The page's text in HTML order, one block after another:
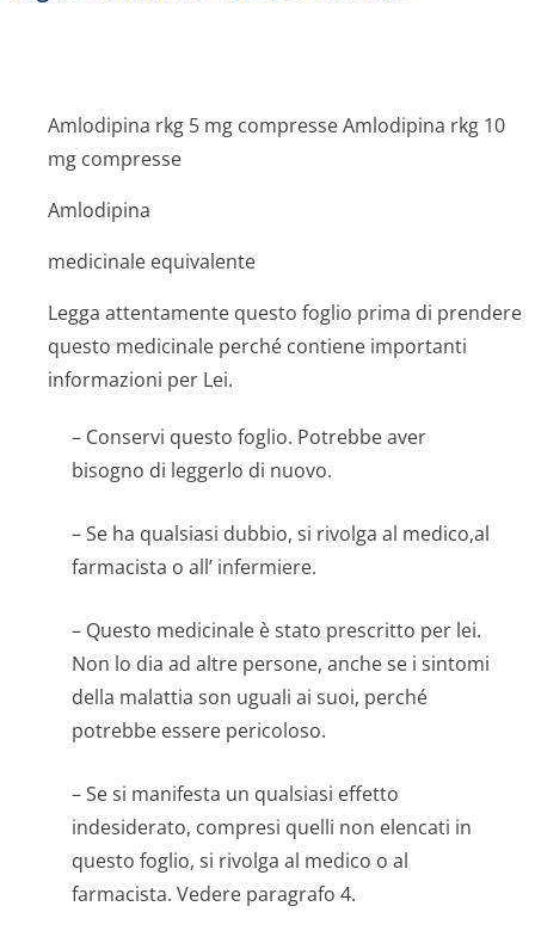
Amlodipina rkg 5 mg compresse Amlodipina rkg 10
mg compresse
Amlodipina
medicinale equivalente
Legga attentamente questo foglio prima di prendere
questo medicinale perché contiene importanti
informazioni per Lei.
– Conservi questo foglio. Potrebbe aver
bisogno di leggerlo di nuovo.
– Se ha qualsiasi dubbio, si rivolga al medico,al
farmacista o all’ infermiere.
– Questo medicinale è stato prescritto per lei.
Non lo dia ad altre persone, anche se i sintomi
della malattia son uguali ai suoi, perché
potrebbe essere pericoloso.
– Se si manifesta un qualsiasi effetto
indesiderato, compresi quelli non elencati in
questo foglio, si rivolga al medico o al
farmacista. Vedere paragrafo 4.